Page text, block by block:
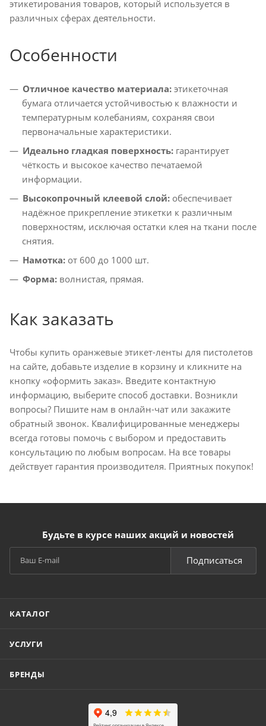
этикетирования товаров, который используется в
различных сферах деятельности.
Особенности
Отличное качество материала: этикеточная
бумага отличается устойчивостью к влажности и
температурным колебаниям, сохраняя свои
первоначальные характеристики.
Идеально гладкая поверхность: гарантирует
чёткость и высокое качество печатаемой
информации.
Высокопрочный клеевой слой: обеспечивает
надёжное прикрепление этикетки к различным
поверхностям, исключая остатки клея на ткани после
снятия.
Намотка: от 600 до 1000 шт.
Форма: волнистая, прямая.
Как заказать
Чтобы купить оранжевые этикет-ленты для пистолетов
на сайте, добавьте изделие в корзину и кликните на
кнопку «оформить заказ». Введите контактную
информацию, выберите способ доставки. Возникли
вопросы? Пишите нам в онлайн-чат или закажите
обратный звонок. Квалифицированные менеджеры
всегда готовы помочь с выбором и предоставить
консультацию по любым вопросам. На все товары
действует гарантия производителя. Приятных покупок!
Будьте в курсе наших акций и новостей
Подписаться
КАТАЛОГ
УСЛУГИ
БРЕНДЫ